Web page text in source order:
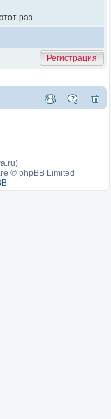
раз
Регистрация
© phpBB Limited